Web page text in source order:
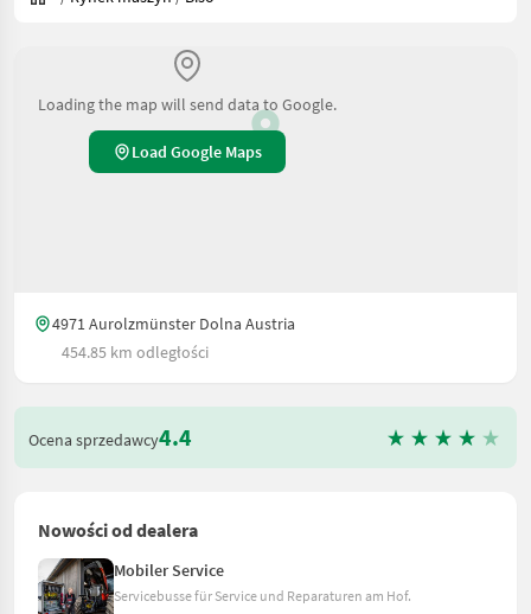
Loading the map will send data to Google.
Load Google Maps
4971 Aurolzmünster Dolna Austria
454.85 km odległości
Ocena sprzedawcy4.4
Nowości od dealera
Mobiler Service
Servicebusse für Service und Reparaturen am Hof.